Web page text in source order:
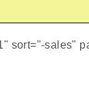
sort="-sales"